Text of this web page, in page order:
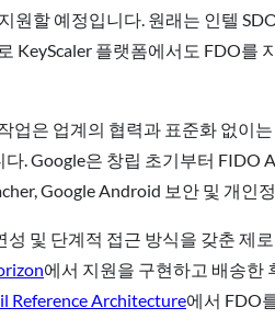
할 예정입니다. 원래는 인텔
플랫폼에서도 FDO를
은 업계의 협력과 표준화 없이
. Google은 창립 초기부터 FIDO
Google Android 보안 및 개인
및 단계적 접근 방식을 갖춘 제
에서 지원을 구현하고 배송한
Reference Architecture에서 FDO